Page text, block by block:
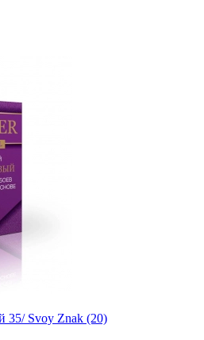
35/ Svoy Znak (20)